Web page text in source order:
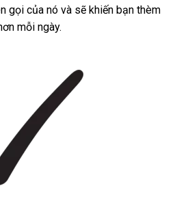
gọi của nó và sẽ khiến bạn thèm
mỗi ngày.